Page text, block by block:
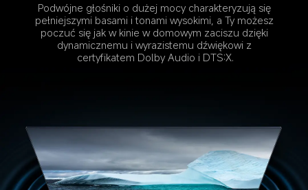
Podwójne głośniki o dużej mocy charakteryzują się
pełniejszymi basami i tonami wysokimi, a Ty możesz
poczuć się jak w kinie w domowym zaciszu dzięki
dynamicznemu i wyrazistemu dźwiękowi z
certyfikatem Dolby Audio i DTS:X.